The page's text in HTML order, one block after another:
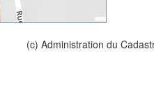
(c) Administration du